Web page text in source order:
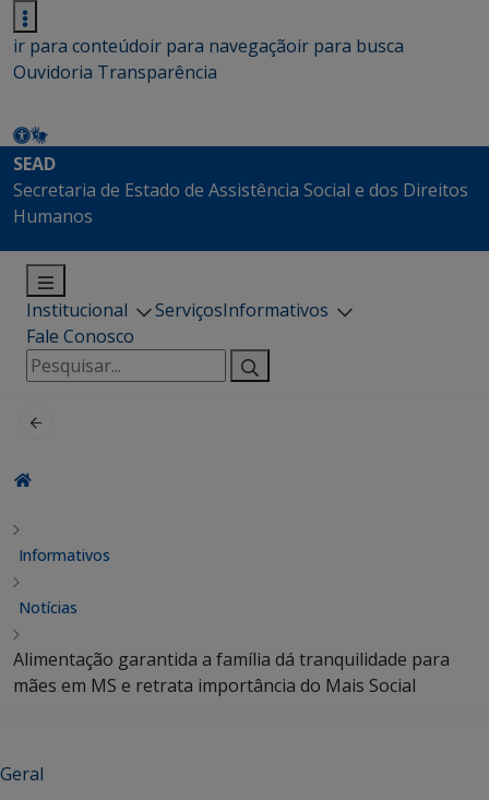
ir para conteúdoir para navegaçãoir para busca
Ouvidoria Transparência
SEAD
Secretaria de Estado de Assistência Social e dos Direitos
Humanos
Institucional ServiçosInformativos
Fale Conosco
Pesquisar
por:
Informativos
Notícias
Alimentação garantida a família dá tranquilidade para
mães em MS e retrata importância do Mais Social
Geral